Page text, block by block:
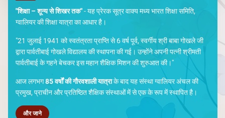
"शिक्षा – शून्य से शिखर तक"- यह प्रेरक सूत्र वाक्य मध्य भारत शिक्षा समिति,
ग्वालियर की शिक्षा यात्रा का आधार है।
"21 जुलाई 1941 को स्वतंत्रता प्राप्ति से 6 वर्ष पूर्व, स्वर्गीय श्री बाबा गोखले जी
द्वारा पार्वतीबाई गोखले विद्यालय की स्थापना की गई। उन्होंने अपनी पत्नी श्रीमती
पार्वतीबाई के गहने बेचकर इस महान शैक्षिक मिशन की शुरुआत की।"
आज लगभग85 वर्षों की गौरवशाली यात्राके बाद यह संस्था ग्वालियर अंचल की
प्रमुख, प्राचीन और प्रतिष्ठित शैक्षिक संस्थाओं में से एक के रूप में स्थापित है।
और जाने